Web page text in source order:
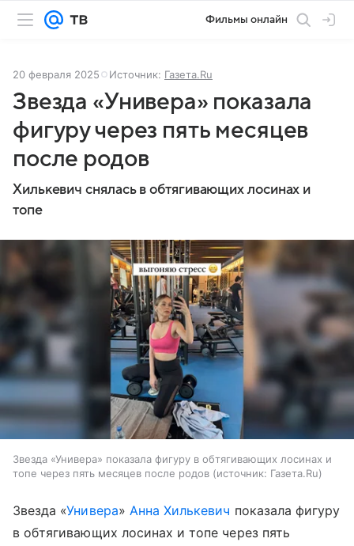
Фильмы онлайн
20 февраля 2025 Источник: Газета.Ru
Звезда «Универа» показала
фигуру через пять месяцев
после родов
Хилькевич снялась в обтягивающих лосинах и
топе
Звезда «Универа» показала фигуру в обтягивающих лосинах и
топе через пять месяцев после родов
источник: Газета.Ru
Звезда «Универа» Анна Хилькевич показала фигуру
в обтягивающих лосинах и топе через пять